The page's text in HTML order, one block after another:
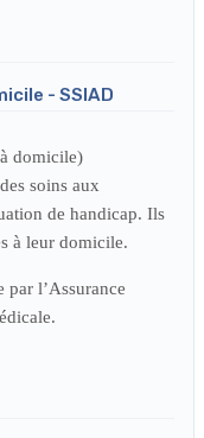
- SSIAD
domicile)
soins aux
de handicap. Ils
à leur domicile.
par l’Assurance